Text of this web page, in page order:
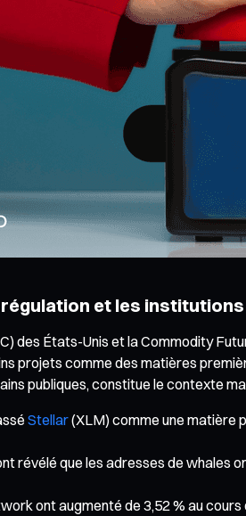
et les institutions
des États-Unis et la Commodity
projets comme des matières
publiques, constitue le contexte
Stellar(XLM) comme une matière
révélé que les adresses de whales
ont augmenté de 3,52 % au